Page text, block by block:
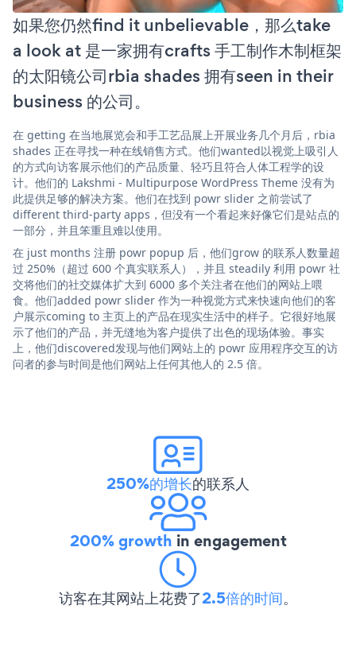
如果您仍然find it unbelievable，那么take
a look at 是一家拥有crafts 手工制作木制框架
的太阳镜公司rbia shades 拥有seen in their
business 的公司。
在 getting 在当地展览会和手工艺品展上开展业务几个月后，rbia
shades 正在寻找一种在线销售方式。他们wanted以视觉上吸引人
的方式向访客展示他们的产品质量、轻巧且符合人体工程学的设
计。他们的 Lakshmi - Multipurpose WordPress Theme 没有为
此提供足够的解决方案。他们在找到 powr slider 之前尝试了
different third-party apps，但没有一个看起来好像它们是站点的
一部分，并且笨重且难以使用。
在 just months 注册 powr popup 后，他们grow 的联系人数量超
过 250%（超过 600 个真实联系人），并且 steadily 利用 powr 社
交将他们的社交媒体扩大到 6000 多个关注者在他们的网站上喂
食。他们added powr slider 作为一种视觉方式来快速向他们的客
户展示coming to 主页上的产品在现实生活中的样子。它很好地展
示了他们的产品，并无缝地为客户提供了出色的现场体验。事实
上，他们discovered发现与他们网站上的 powr 应用程序交互的访
问者的参与时间是他们网站上任何其他人的 2.5 倍。
250%的增长的联系人
200% growth in engagement
访客在其网站上花费了2.5倍的时间。